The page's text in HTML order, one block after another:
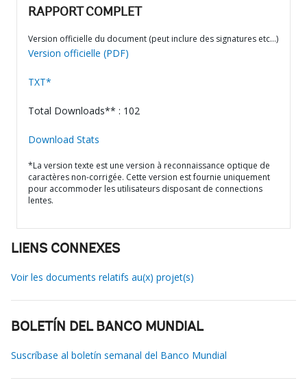
RAPPORT COMPLET
Version officielle du document (peut inclure des signatures etc…)
Version officielle (PDF)
TXT*
Total Downloads** : 102
Download Stats
*La version texte est une version à reconnaissance optique de
caractères non-corrigée. Cette version est fournie uniquement
pour accommoder les utilisateurs disposant de connections
lentes.
LIENS CONNEXES
Voir les documents relatifs au(x) projet(s)
BOLETÍN DEL BANCO MUNDIAL
Suscríbase al boletín semanal del Banco Mundial